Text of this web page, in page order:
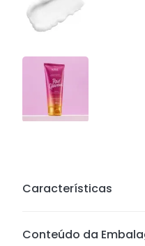
Características
Contém
Conteúdo da